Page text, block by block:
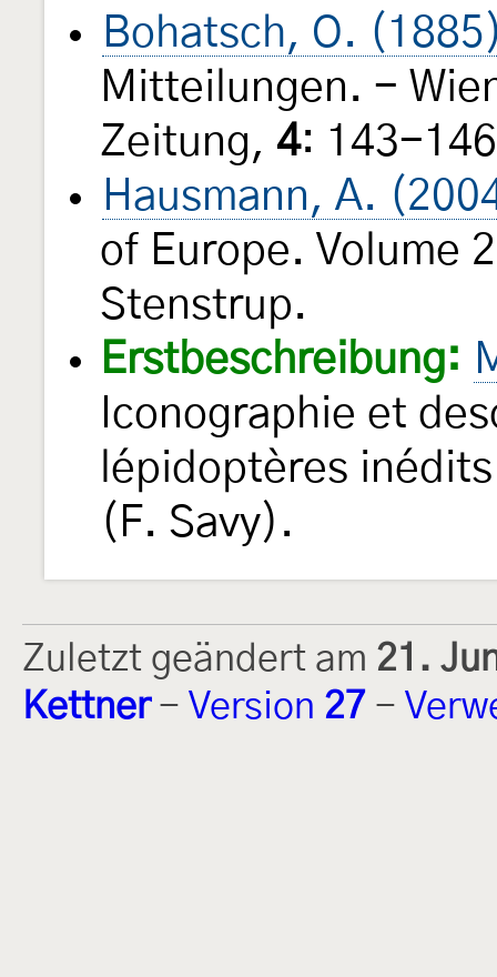
Bohatsch, O.
Mitteilungen. -
Zeitung, 4: 143-
Hausmann, A.
of Europe. Volume
Stenstrup.
Erstbeschreibung:
Iconographie et
lépidoptères
(F. Savy).
Zuletzt geändert am 21.
Kettner- Version 27 -